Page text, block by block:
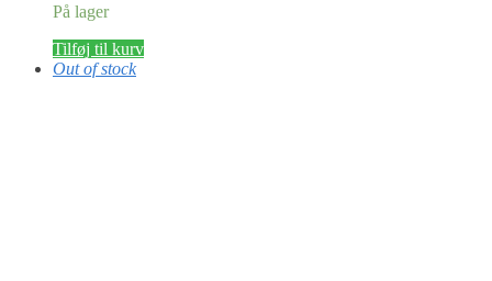
På lager
Tilføj til kurv
Out of stock